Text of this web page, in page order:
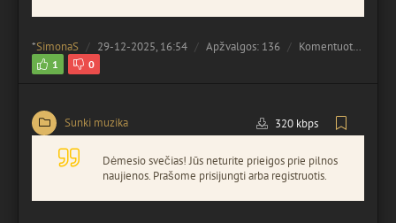
*SimonaS 29-12-2025, 16:54 Apžvalgos: 136 Komentuota:
1 0
Sunki muzika 320 kbps
Dėmesio svečias! Jūs neturite prieigos prie pilnos
naujienos. Prašome prisijungti arba registruotis.